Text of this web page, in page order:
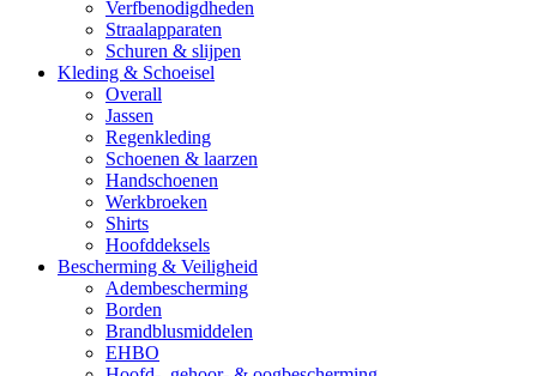
Verfbenodigdheden
Straalapparaten
Schuren & slijpen
Kleding & Schoeisel
Overall
Jassen
Regenkleding
Schoenen & laarzen
Handschoenen
Werkbroeken
Shirts
Hoofddeksels
Bescherming & Veiligheid
Adembescherming
Borden
Brandblusmiddelen
EHBO